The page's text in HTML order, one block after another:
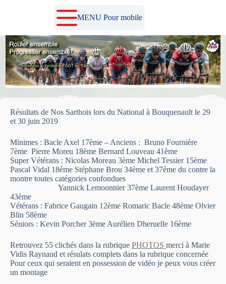
MENU Pour mobile
Résultats de Nos Sarthois lors du National à Bouquenault le 29
et 30 juin 2019
Minimes : Bacle Axel 17ème – Anciens : Bruno Fournière
7ème Pierre Moreu 18ème Bernard Louveau 41ème
Super Vétérans : Nicolas Moreau 3ème Michel Tessier 15ème
Pascal Vidal 18ème Stéphane Brou 34ème et 37ème du contre la
montre toutes catégories confondues
Yannick Lemoonnier 37ème Laurent Houdayer
43ème
Vétérans : Fabrice Gaugain 12ème Romaric Bacle 48ème Olvier
Blin 58ème
Séniors : Kevin Porcher 3ème Aurélien Dheruelle 16ème
Retrouvez 55 clichés dans la rubrique PHOTOS merci à Marie
Vidis Raynaud et résulats complets dans la rubrique concernée
Pour ceux qui seraient en possession de vidéo je peux vous créer
un montage